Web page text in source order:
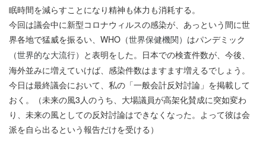
眠時間を減らすことになり精神も体力も消耗する。
今回は議会中に新型コロナウィルスの感染が、あっという間に世
界各地で猛威を振るい、WHO（世界保健機関） はパンデミック
（世界的な大流行）
と表明をした。日本での検査件数が、今後、
海外並みに増えていけば、感染件数はますます増えるでしょう。
今日は最終議会において、私の「一般会計反対討論」を掲載して
おく。（未来の風3人のうち、大場議員が高架化賛成に突如変わ
り、未来の風としての反対討論はできなくなった。よって彼は会
派を自ら出るという報告だけを受ける）